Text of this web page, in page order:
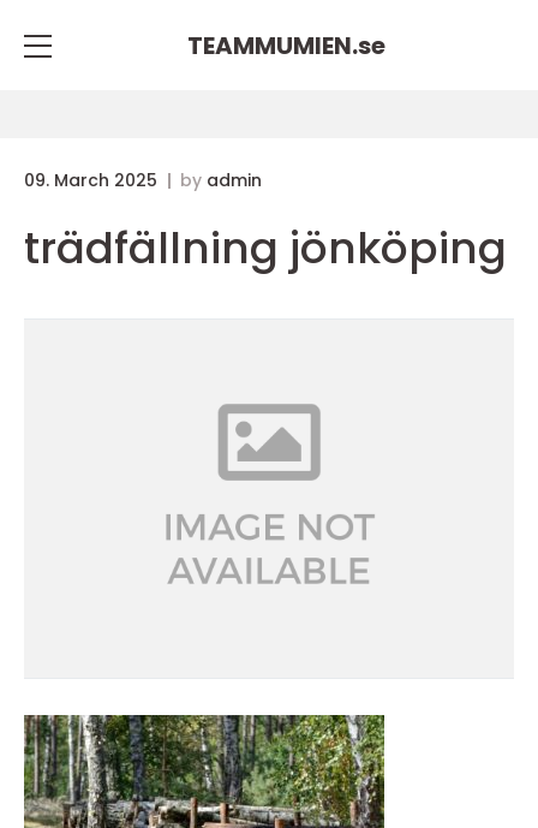
TEAMMUMIEN.se
09. March 2025 by admin
trädfällning jönköping